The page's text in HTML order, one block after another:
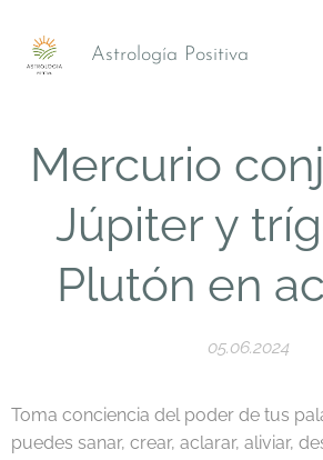
Astrología Positiva
Mercurio
Júpiter y
Plutón en
05.06.2024
Toma conciencia del poder de tus
puedes sanar, crear, aclarar, aliviar,